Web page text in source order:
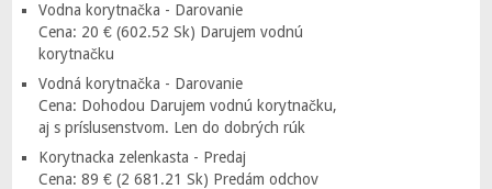
Vodna korytnačka - Darovanie
Cena: 20 € (602.52 Sk) Darujem vodnú
korytnačku
Vodná korytnačka - Darovanie
Cena: Dohodou Darujem vodnú korytnačku,
aj s príslusenstvom. Len do dobrých rúk
Korytnacka zelenkasta - Predaj
Cena: 89 € (2 681.21 Sk) Predám odchov